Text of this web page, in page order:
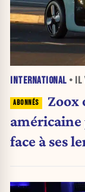
INTERNATIONAL • IL
Zoox
américaine
face à ses